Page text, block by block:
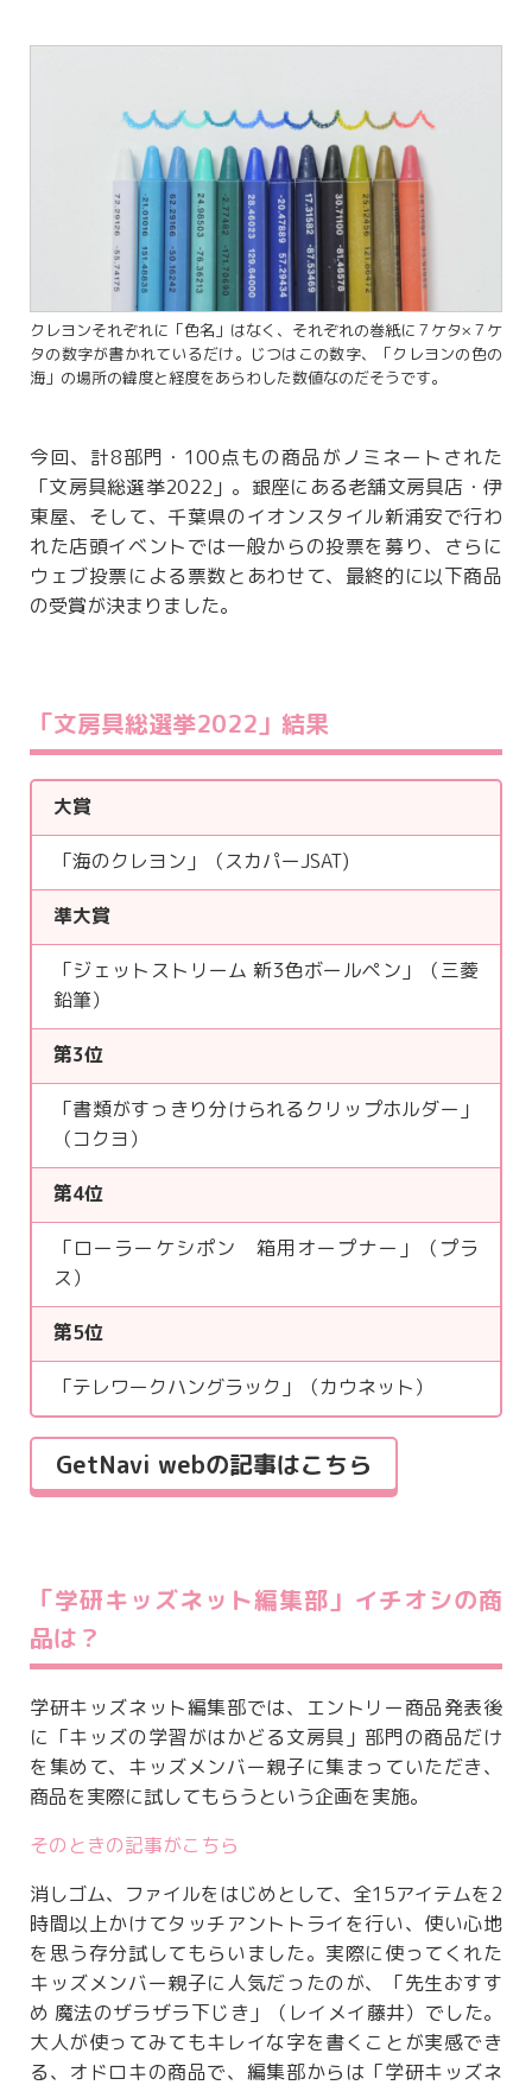
クレヨンそれぞれに「色名」はなく、それぞれの巻紙に７ケタ×７ケ
タの数字が書かれているだけ。じつはこの数字、「クレヨンの色の
海」の場所の緯度と経度をあらわした数値なのだそうです。
今回、計8部門・100点もの商品がノミネートされた
「文房具総選挙2022」。銀座にある老舗文房具店・伊
東屋、そして、千葉県のイオンスタイル新浦安で行わ
れた店頭イベントでは一般からの投票を募り、さらに
ウェブ投票による票数とあわせて、最終的に以下商品
の受賞が決まりました。
「文房具総選挙2022」結果
大賞
「海のクレヨン」（スカパーJSAT)
準大賞
「ジェットストリーム 新3色ボールペン」（三菱
鉛筆）
第3位
「書類がすっきり分けられるクリップホルダー」
（コクヨ）
第4位
「ローラーケシポン 箱用オープナー」（プラ
ス）
第5位
「テレワークハングラック」（カウネット）
GetNavi webの記事はこちら
「学研キッズネット編集部」イチオシの商
品は？
学研キッズネット編集部では、エントリー商品発表後
に「キッズの学習がはかどる文房具」部門の商品だけ
を集めて、キッズメンバー親子に集まっていただき、
商品を実際に試してもらうという企画を実施。
そのときの記事がこちら
消しゴム、ファイルをはじめとして、全15アイテムを2
時間以上かけてタッチアントトライを行い、使い心地
を思う存分試してもらいました。実際に使ってくれた
キッズメンバー親子に人気だったのが、「先生おすす
め 魔法のザラザラ下じき」（レイメイ藤井）でした。
大人が使ってみてもキレイな字を書くことが実感でき
る、オドロキの商品で、編集部からは「学研キッズネ